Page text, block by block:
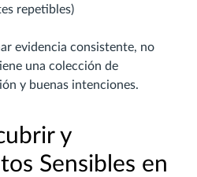
repetibles)
evidencia consistente, no
una colección de
y buenas intenciones.
y
Sensibles en